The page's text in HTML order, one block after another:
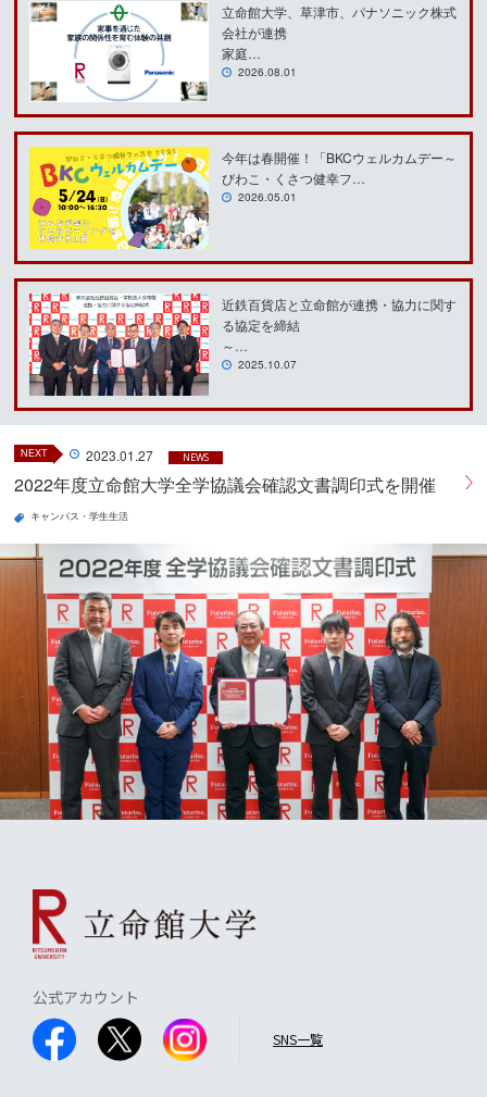
立命館大学、草津市、パナソニック株式
会社が連携
家庭…
2026.08.01
今年は春開催！「BKCウェルカムデー～
びわこ・くさつ健幸フ…
2026.05.01
近鉄百貨店と立命館が連携・協力に関す
る協定を締結
～…
2025.10.07
NEXT 2023.01.27 NEWS
2022年度立命館大学全学協議会確認文書調印式を開催
キャンパス・学生生活
公式アカウント
SNS一覧